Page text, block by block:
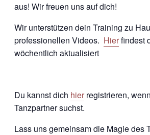
aus! Wir freuen uns auf dich!
Wir unterstützen dein Training zu
professionellen Videos. Hierfindest
wöchentlich aktualisiert
Du kannst dich hier registrieren,
Tanzpartner suchst.
Lass uns gemeinsam die Magie des